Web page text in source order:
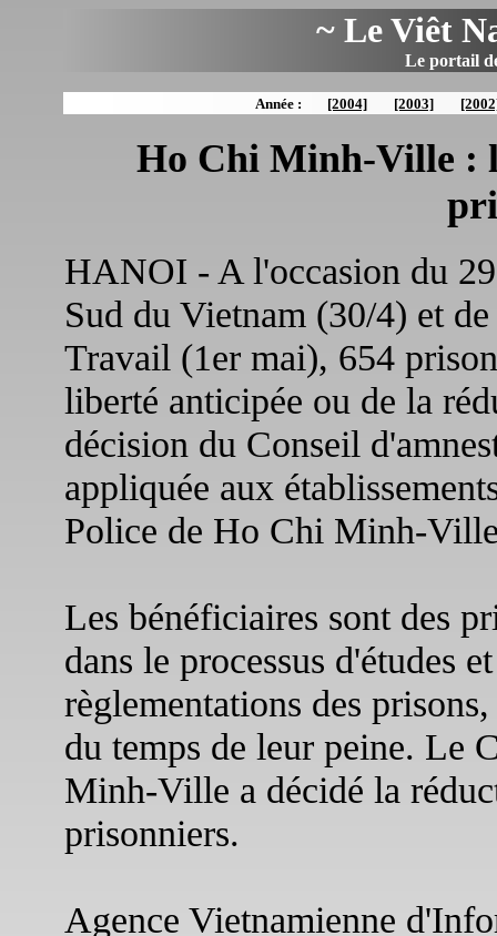
~ Le Viêt
Le portail
Année : [2004] [2003]
Ho Chi Minh-Ville :
HANOI - A l'occasion du
Sud du Vietnam (30/4) et
Travail (1er mai), 654
liberté anticipée ou de la
décision du Conseil
appliquée aux
Police de Ho Chi Minh-
Les bénéficiaires sont des
dans le processus d'études
règlementations des
du temps de leur peine. Le
Minh-Ville a décidé la
prisonniers.
Agence Vietnamienne